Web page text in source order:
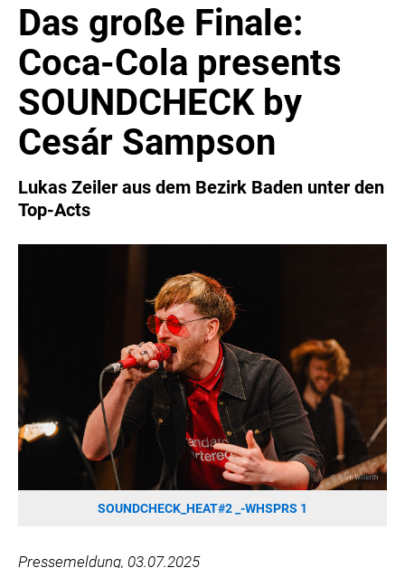
COCA-COLA
Coca-Cola CUP
COCA-COLA HBC ÖSTERREICH
RÖMERQUELLE
ÖSTERREICHISCHE SPORTHILFE
KESCH
BARFLY'S CLUB
SPORTS MEDIA AUSTRIA
WILHELM-EXNER-MEDAILLEN STIFTUNG
ADMIRAL SPORTWETTEN
EWP RECYCLING PFAND ÖSTERREICH
ANNEMARIE CHARITY
IMPERIAL MARKETS
TRÄGERVEREIN EINWEGPFAND
Das große Finale:
Coca-Cola presents
SOUNDCHECK by
Cesár Sampson
Lukas Zeiler aus dem Bezirk Baden unter den
Top-Acts
SOUNDCHECK_HEAT#2 _-WHSPRS 1
Pressemeldung, 03.07.2025